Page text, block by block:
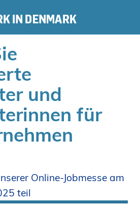
und
für
Online-Jobmesse am
teil